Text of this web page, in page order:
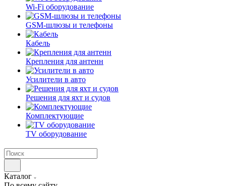
Wi-Fi оборудование
GSM-шлюзы и телефоны
Кабель
Крепления для антенн
Усилители в авто
Решения для яхт и судов
Комплектующие
TV оборудование
Каталог